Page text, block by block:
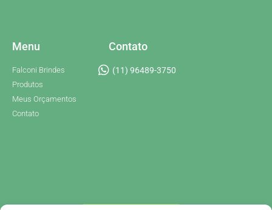
Menu
Falconi Brindes
Produtos
Meus Orçamentos
Contato
Contato
(11) 96489-3750